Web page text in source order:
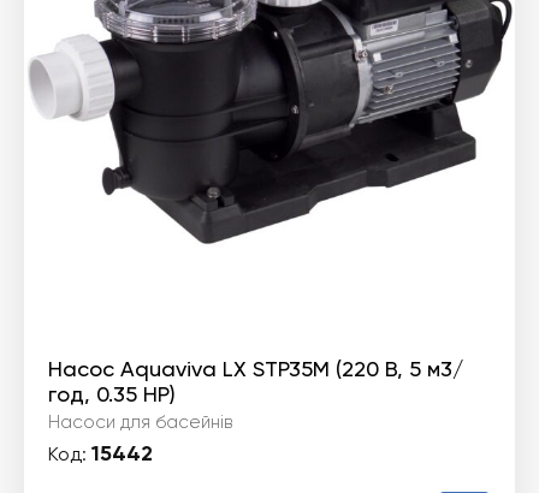
Насос Aquaviva LX STP35M (220 В, 5 м3/
год, 0.35 HP)
Насоси для басейнів
Код: 15442